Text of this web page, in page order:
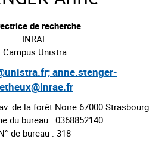
de recherche
INRAE
Campus Unistra
anne.stenger-
de la forêt Noire 67000 Strasbourg
du bureau : 0368852140
de bureau : 318